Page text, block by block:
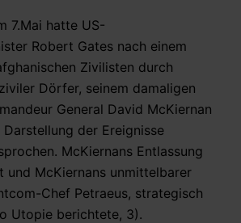
7.Mai hatte US-
Robert Gates nach einem
Zivilisten durch
Dörfer, seinem damaligen
General David McKiernan
der Ereignisse
McKiernans Entlassung
und McKiernans unmittelbarer
Chef Petraeus, strategisch
Utopie berichtete, 3).